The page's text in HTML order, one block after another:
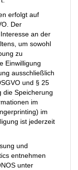
erfolgt auf
Der
an der
um sowohl
zu
Einwilligung
ausschließlich
und § 25
die Speicherung
im
im
ist jederzeit
und
entnehmen
unter